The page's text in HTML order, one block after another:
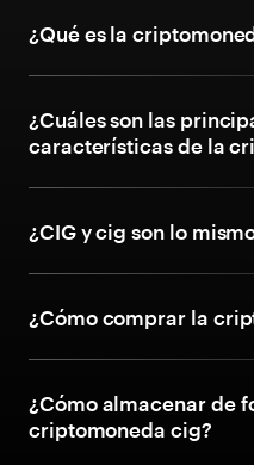
¿Qué es la
¿Cuáles son las
características de la
¿CIG y cig son lo
¿Cómo comprar la
¿Cómo almacenar de
criptomoneda cig?